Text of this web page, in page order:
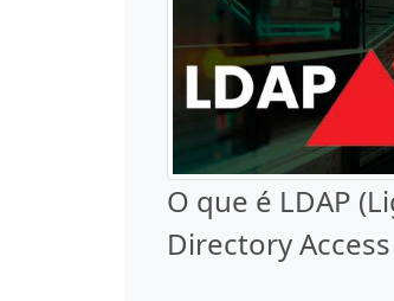
O que é LDAP
Directory